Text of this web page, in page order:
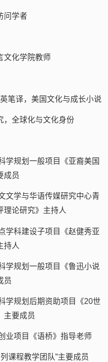
问学者
文化学院教师
笔译，美国文化与成长小说
，全球化与文化身份
学规划一般项目《亚裔美国
成员
文学与华语传媒研究中心青
理论研究》主持人
学科建设子项目《赵健秀亚
持人
学规划一般项目《鲁迅小说
员
学规划后期资助项目《20世
主要成员
业项目《语桥》指导老师
课程教学团队”主要成员